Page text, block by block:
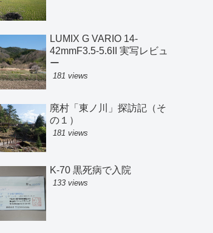
LUMIX G VARIO 14-
42mmF3.5-5.6II 実写レビュ
ー
181 views
廃村「東ノ川」探訪記（そ
の１）
181 views
K-70 黒死病で入院
133 views